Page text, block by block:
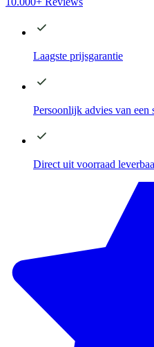
Laagste prijsgarantie
Persoonlijk advies van een
Direct uit voorraad